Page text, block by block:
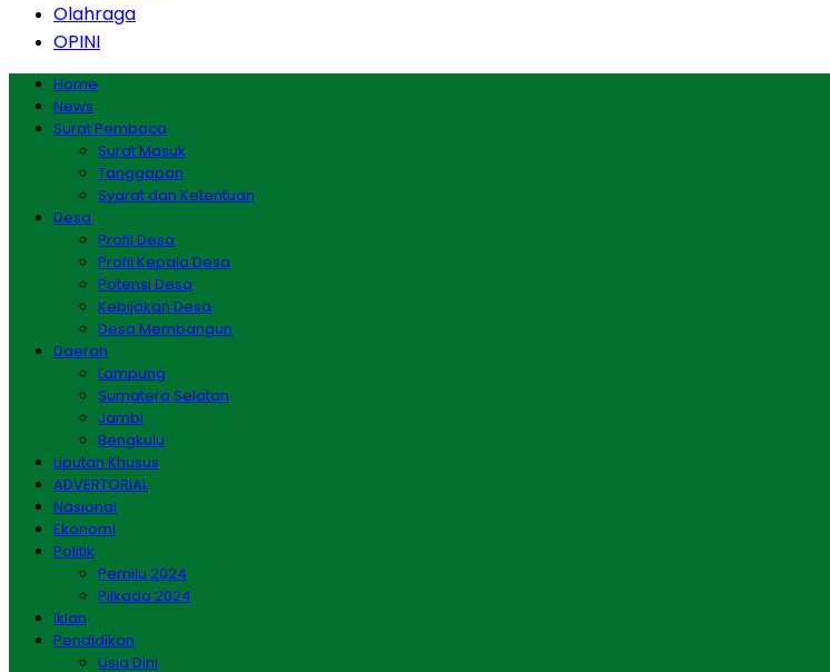
Olahraga
OPINI
Home
News
Surat Pembaca
Surat Masuk
Tanggapan
Syarat dan Ketentuan
Desa
Profil Desa
Profil Kepala Desa
Potensi Desa
Kebijakan Desa
Desa Membangun
Daerah
Lampung
Sumatera Selatan
Jambi
Bengkulu
Liputan Khusus
ADVERTORIAL
Nasional
Ekonomi
Politik
Pemilu 2024
Pilkada 2024
Iklan
Pendidikan
Usia Dini